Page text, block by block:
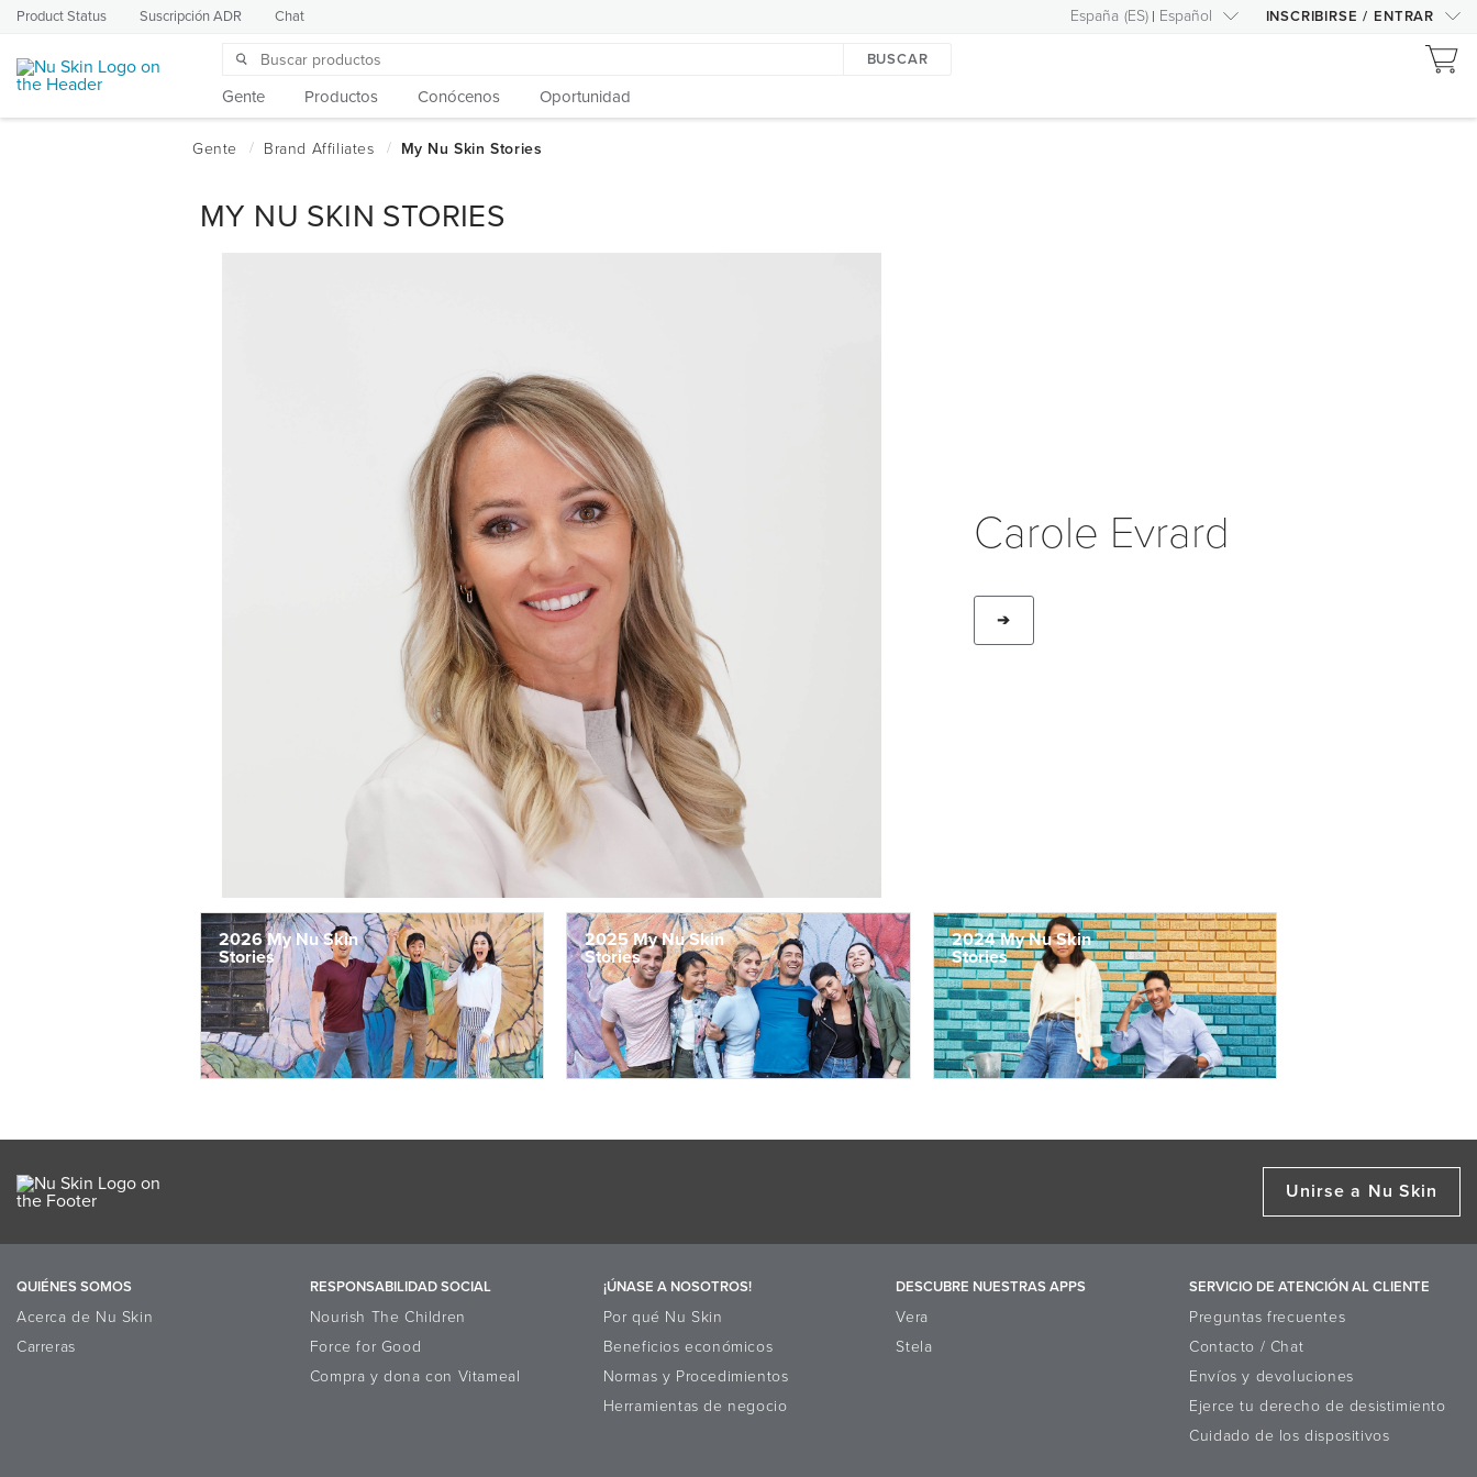
Product Status Suscripción ADR Chat España (ES) Español INSCRIBIRSE / ENTRAR
BUSCAR
Gente Productos Conócenos Oportunidad
MY NU SKIN STORIES
Carole Evrard
➔
2026 My Nu Skin
Stories
2025 My Nu Skin
Stories
2024 My Nu Skin
Stories
Unirse a Nu Skin
QUIÉNES SOMOS
Acerca de Nu Skin
Carreras
RESPONSABILIDAD SOCIAL
Nourish The Children
Force for Good
Compra y dona con Vitameal
¡ÚNASE A NOSOTROS!
Por qué Nu Skin
Beneficios económicos
Normas y Procedimientos
Herramientas de negocio
DESCUBRE NUESTRAS APPS
Vera
Stela
SERVICIO DE ATENCIÓN AL CLIENTE
Preguntas frecuentes
Contacto / Chat
Envíos y devoluciones
Ejerce tu derecho de desistimiento
Cuidado de los dispositivos